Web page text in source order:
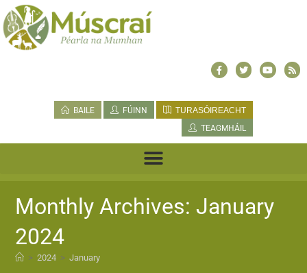
BAILE FÚINN
TURASÓIREACHT
TEAGMHÁIL
Monthly Archives: January
2024
> 2024 > January